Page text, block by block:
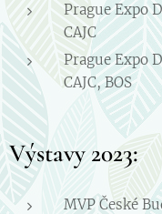
Prague Expo
CAJC
Prague Expo
CAJC, BOS
Výstavy 2023:
MVP České